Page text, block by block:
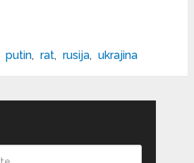
putin, rat, rusija, ukrajina